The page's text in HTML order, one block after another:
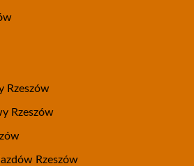
Rzeszów
Rzeszów
Rzeszów